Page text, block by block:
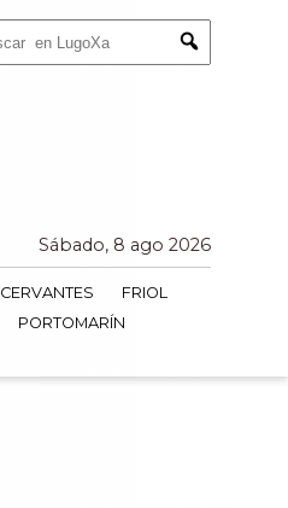
Submit
Sábado, 8 ago 2026
CERVANTES
FRIOL
PORTOMARÍN